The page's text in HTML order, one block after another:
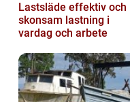
Lastsläde effektiv och
skonsam lastning i
vardag och arbete